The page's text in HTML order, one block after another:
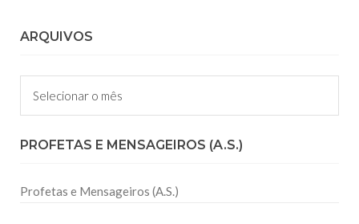
ARQUIVOS
Arquivos
PROFETAS E MENSAGEIROS (A.S.)
Profetas e Mensageiros (A.S.)